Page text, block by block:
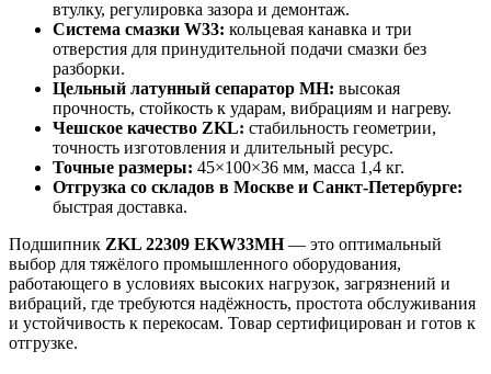
втулку, регулировка зазора и демонтаж.
Система смазки W33: кольцевая канавка и три
отверстия для принудительной подачи смазки без
разборки.
Цельный латунный сепаратор MH: высокая
прочность, стойкость к ударам, вибрациям и нагреву.
Чешское качество ZKL: стабильность геометрии,
точность изготовления и длительный ресурс.
Точные размеры: 45×100×36 мм, масса 1,4 кг.
Отгрузка со складов в Москве и Санкт-Петербурге:
быстрая доставка.
Подшипник ZKL 22309 EKW33MH— это оптимальный
выбор для тяжёлого промышленного оборудования,
работающего в условиях высоких нагрузок, загрязнений и
вибраций, где требуются надёжность, простота обслуживания
и устойчивость к перекосам. Товар сертифицирован и готов к
отгрузке.